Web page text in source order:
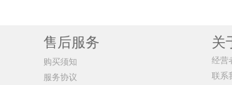
售后服务
购买须知
服务协议
关
经营
联系